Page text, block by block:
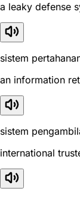
a leaky defense
sistem
an information
sistem
international